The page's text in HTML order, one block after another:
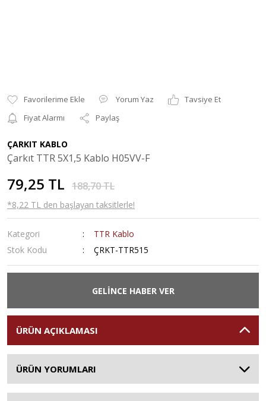
Yorum Yaz
Tavsiye Et
Fiyat Alarmı
Paylaş
ÇARKIT KABLO
Çarkıt TTR 5X1,5 Kablo H05VV-F
79,25 TL 188,70 TL
*8,22 TL den başlayan taksitlerle!
Kategori
TTR Kablo
Stok Kodu
ÇRKT-TTR515
GELİNCE HABER VER
ÜRÜN AÇIKLAMASI
ÜRÜN YORUMLARI